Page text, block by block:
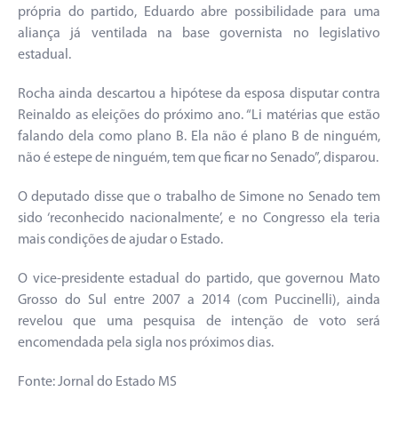
própria do partido, Eduardo abre possibilidade para uma
aliança já ventilada na base governista no legislativo
estadual.
Rocha ainda descartou a hipótese da esposa disputar contra
Reinaldo as eleições do próximo ano. “Li matérias que estão
falando dela como plano B. Ela não é plano B de ninguém,
não é estepe de ninguém, tem que ficar no Senado”, disparou.
O deputado disse que o trabalho de Simone no Senado tem
sido ‘reconhecido nacionalmente’, e no Congresso ela teria
mais condições de ajudar o Estado.
O vice-presidente estadual do partido, que governou Mato
Grosso do Sul entre 2007 a 2014 (com Puccinelli), ainda
revelou que uma pesquisa de intenção de voto será
encomendada pela sigla nos próximos dias.
Fonte: Jornal do Estado MS